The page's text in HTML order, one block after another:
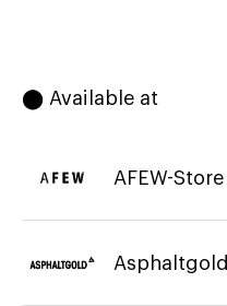
⬤ Available at
AFEW-Store
Asphaltgold